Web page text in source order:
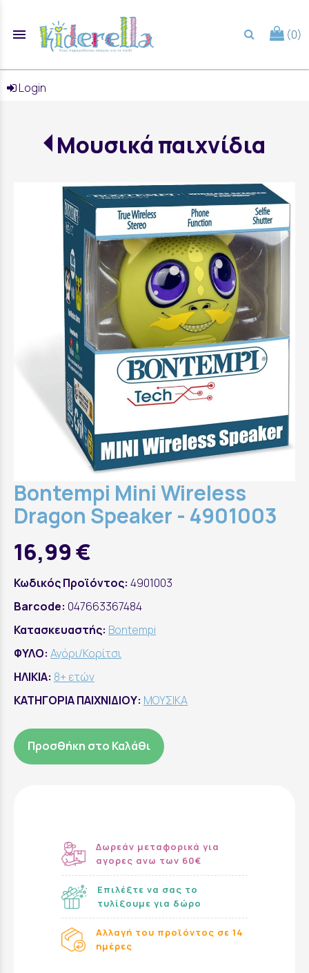
menu (0)
Login
Μουσικά παιχνίδια
Bontempi Mini Wireless
Dragon Speaker - 4901003
16,99 €
Κωδικός Προϊόντος: 4901003
Barcode: 047663367484
Κατασκευαστής: Bontempi
ΦΥΛΟ: Αγόρι/Κορίτσι
ΗΛΙΚΙΑ: 8+ ετών
ΚΑΤΗΓΟΡΙΑ ΠΑΙΧΝΙΔΙΟΥ: ΜΟΥΣΙΚΑ
Προσθήκη στο Καλάθι
Δωρεάν μεταφορικά για
αγορες ανω των 60€
Επιλέξτε να σας το
τυλίξουμε για δώρο
Αλλαγή του προϊόντος σε 14
ημέρες